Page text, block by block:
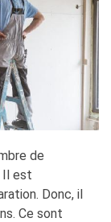
de
Il est
Donc, il
Ce sont